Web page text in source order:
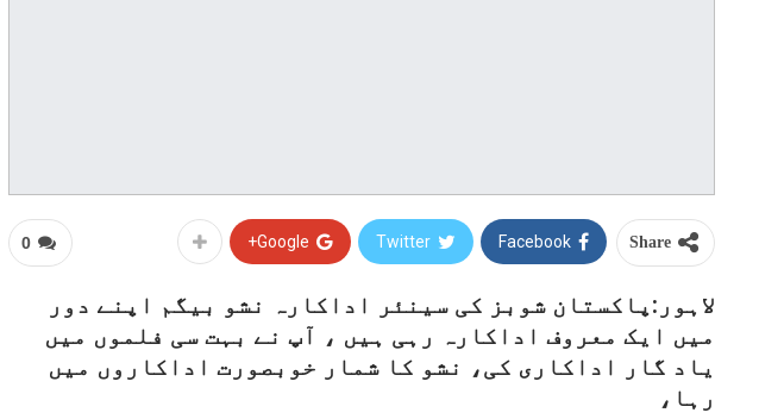
0 Share
Facebook
Twitter
Google+
لاہور:پاکستان شوبز کی سینئر اداکارہ نشو بیگم اپنے دور
میں ایک معروف اداکارہ رہی ہیں ، آپ نے بہت سی فلموں میں
یاد گار اداکاری کی، نشو کا شمار خوبصورت اداکاروں میں
رہا،